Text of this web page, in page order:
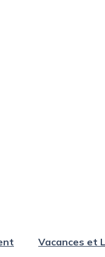
Vacances et